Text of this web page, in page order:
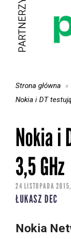
PARTNERZY
Strona główna
Nokia i DT
Nokia i
3,5 GHz
24 LISTOPADA
ŁUKASZ DEC
Nokia